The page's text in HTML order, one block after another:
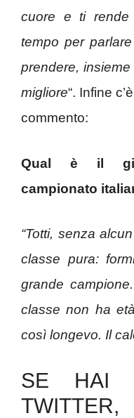
cuore e ti rende
tempo per
prendere,
migliore“. Infine
commento:
Qual è il
campionato
“Totti, senza
classe pura:
grande
classe non ha
così longevo. Il
SE HAI